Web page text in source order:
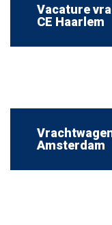
Vacature
CE Haarlem
Amsterdam